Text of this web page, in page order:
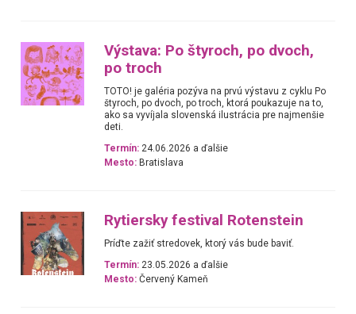
Výstava: Po štyroch, po dvoch,
po troch
TOTO! je galéria pozýva na prvú výstavu z cyklu Po
štyroch, po dvoch, po troch, ktorá poukazuje na to,
ako sa vyvíjala slovenská ilustrácia pre najmenšie
deti.
Termín: 24.06.2026 a ďalšie
Mesto: Bratislava
Rytiersky festival Rotenstein
Príďte zažiť stredovek, ktorý vás bude baviť.
Termín: 23.05.2026 a ďalšie
Mesto: Červený Kameň